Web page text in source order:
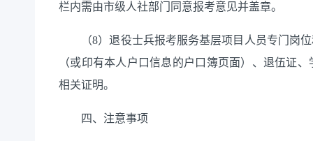
栏内需由市级人社部门同意报考意见并盖章。
（8）退役士兵报考服务基层项目人员专门岗位
（或印有本人户口信息的户口簿页面）、退伍证
相关证明。
四、注意事项